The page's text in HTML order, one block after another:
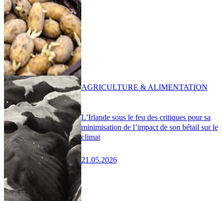
L’Irlande sous le feu des critiques pour sa
minimisation de l’impact de son bétail sur le
climat
21.05.2026
AGRICULTURE & ALIMENTATION